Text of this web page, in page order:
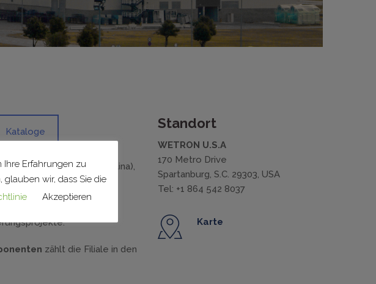
Kataloge
Spartanburg (South Carolina),
Konzerne mit
zählt die Filiale in den
Standort
WETRON U.S.A
170 Metro Drive
Spartanburg, S.C. 29303, USA
Tel: +1 864 542 8037
Karte
Ihre Erfahrungen zu
glauben wir, dass Sie die
Akzeptieren